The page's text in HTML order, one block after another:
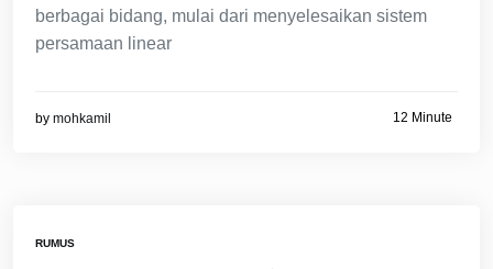
berbagai bidang, mulai dari menyelesaikan sistem
persamaan linear
by mohkamil 12 Minute
RUMUS